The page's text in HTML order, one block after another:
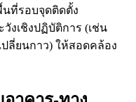
นที่รอบจุดติดตั้ง
วังเชิงปฏิบัติการ (เช่น
ลี่ยนกาว) ให้สอดคล้อง